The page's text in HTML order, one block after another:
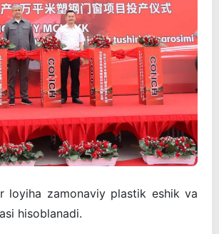
loyiha zamonaviy plastik eshik va
hisoblanadi.